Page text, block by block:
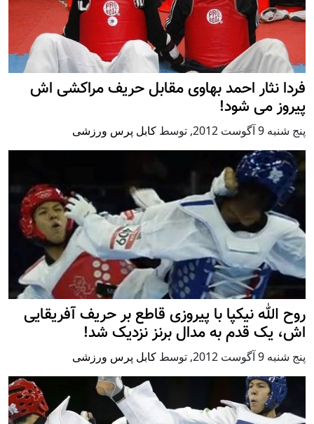
فردا نثار احمد بهاوی مقابل حریف مراکشی اش
پیروز می شود!
پنج شنبه 9 آگوست 2012 , توسط کابل پرس ورزشی
روح الله نیکپا با پیروزی قاطع بر حریف آفریقایی
اش، یک قدم به مدال برنز نزدیک شد!
پنج شنبه 9 آگوست 2012 , توسط کابل پرس ورزشی